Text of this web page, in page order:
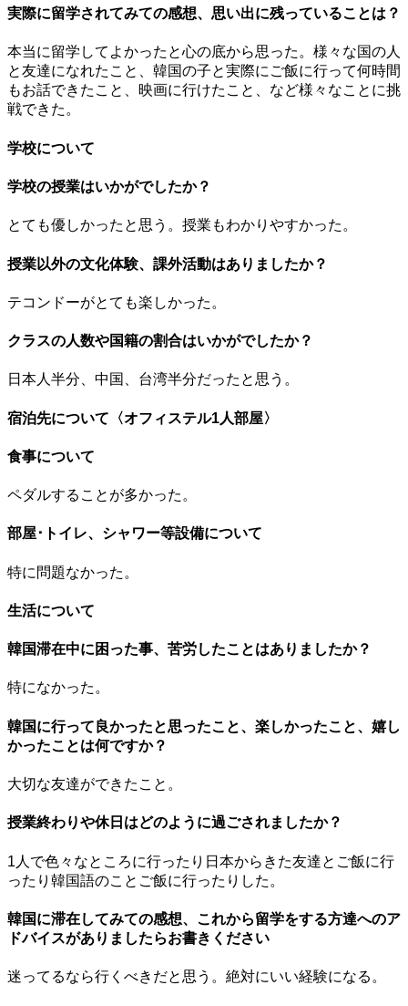
実際に留学されてみての感想、思い出に残っていることは？
本当に留学してよかったと心の底から思った。様々な国の人
と友達になれたこと、韓国の子と実際にご飯に行って何時間
もお話できたこと、映画に行けたこと、など様々なことに挑
戦できた。
学校について
学校の授業はいかがでしたか？
とても優しかったと思う。授業もわかりやすかった。
授業以外の文化体験、課外活動はありましたか？
テコンドーがとても楽しかった。
クラスの人数や国籍の割合はいかがでしたか？
日本人半分、中国、台湾半分だったと思う。
宿泊先について〈オフィステル1人部屋〉
食事について
ペダルすることが多かった。
部屋･トイレ、シャワー等設備について
特に問題なかった。
生活について
韓国滞在中に困った事、苦労したことはありましたか？
特になかった。
韓国に行って良かったと思ったこと、楽しかったこと、嬉し
かったことは何ですか？
大切な友達ができたこと。
授業終わりや休日はどのように過ごされましたか？
1人で色々なところに行ったり日本からきた友達とご飯に行
ったり韓国語のことご飯に行ったりした。
韓国に滞在してみての感想、これから留学をする方達へのア
ドバイスがありましたらお書きください
迷ってるなら行くべきだと思う。絶対にいい経験になる。